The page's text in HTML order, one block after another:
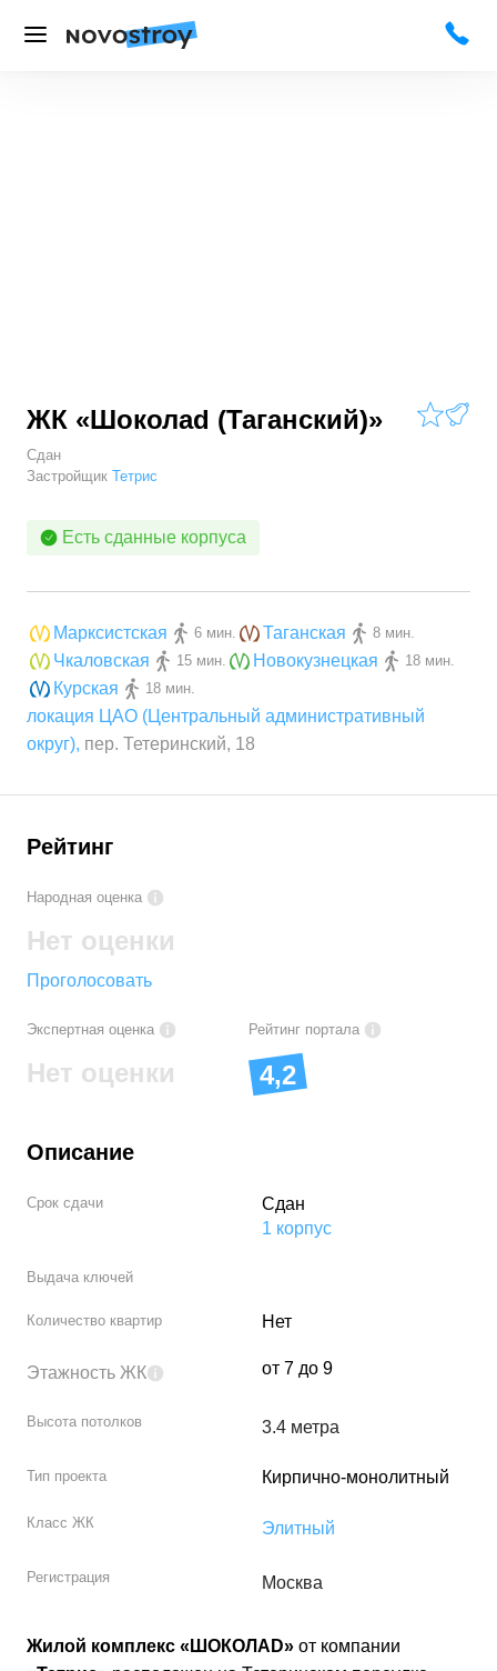
ЖК «Шоколаd (Таганский)»
Сдан
Застройщик Тетрис
Есть сданные корпуса
Марксистская 6 мин. Таганская 8 мин.
Чкаловская 15 мин. Новокузнецкая 18 мин.
Курская 18 мин.
локация ЦАО (Центральный административный
округ), пер. Тетеринский, 18
Рейтинг
Народная оценка
Нет оценки
Проголосовать
Экспертная оценка
Нет оценки
Рейтинг портала
4,2
Описание
Срок сдачи
Сдан
1 корпус
Выдача ключей
Количество квартир Нет
Этажность ЖК от 7 до 9
Высота потолков 3.4 метра
Тип проекта Кирпично-монолитный
Класс ЖК Элитный
Регистрация Москва
Жилой комплекс «ШОКОЛАD» от компании